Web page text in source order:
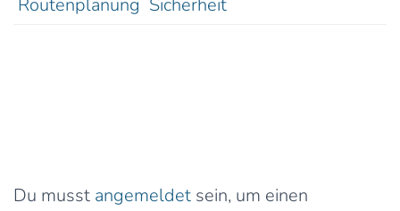
Routenplanung Sicherheit
Du musst angemeldet sein, um einen